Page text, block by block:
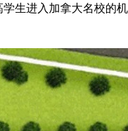
生进入加拿大名校的